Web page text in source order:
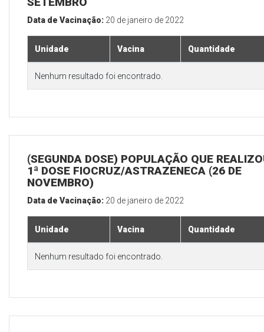
Data de Vacinação: 20 de janeiro de 2022
Unidade Vacina Quantidade
Nenhum resultado foi encontrado.
(SEGUNDA DOSE) POPULAÇÃO QUE
1ª DOSE FIOCRUZ/ASTRAZENECA (26 DE
NOVEMBRO)
Data de Vacinação: 20 de janeiro de 2022
Unidade Vacina Quantidade
Nenhum resultado foi encontrado.